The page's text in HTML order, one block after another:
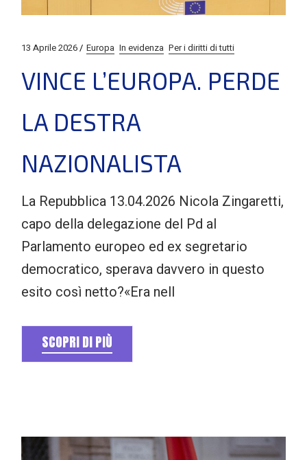
13 Aprile 2026 Europa In evidenza Per i diritti di tutti
VINCE L’EUROPA. PERDE
LA DESTRA
NAZIONALISTA
La Repubblica 13.04.2026 Nicola Zingaretti,
capo della delegazione del Pd al
Parlamento europeo ed ex segretario
democratico, sperava davvero in questo
esito così netto?«Era nell
SCOPRI DI PIÙ